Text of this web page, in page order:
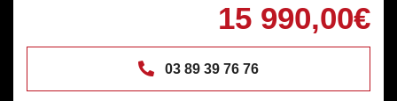
15 990,00€
03 89 39 76 76